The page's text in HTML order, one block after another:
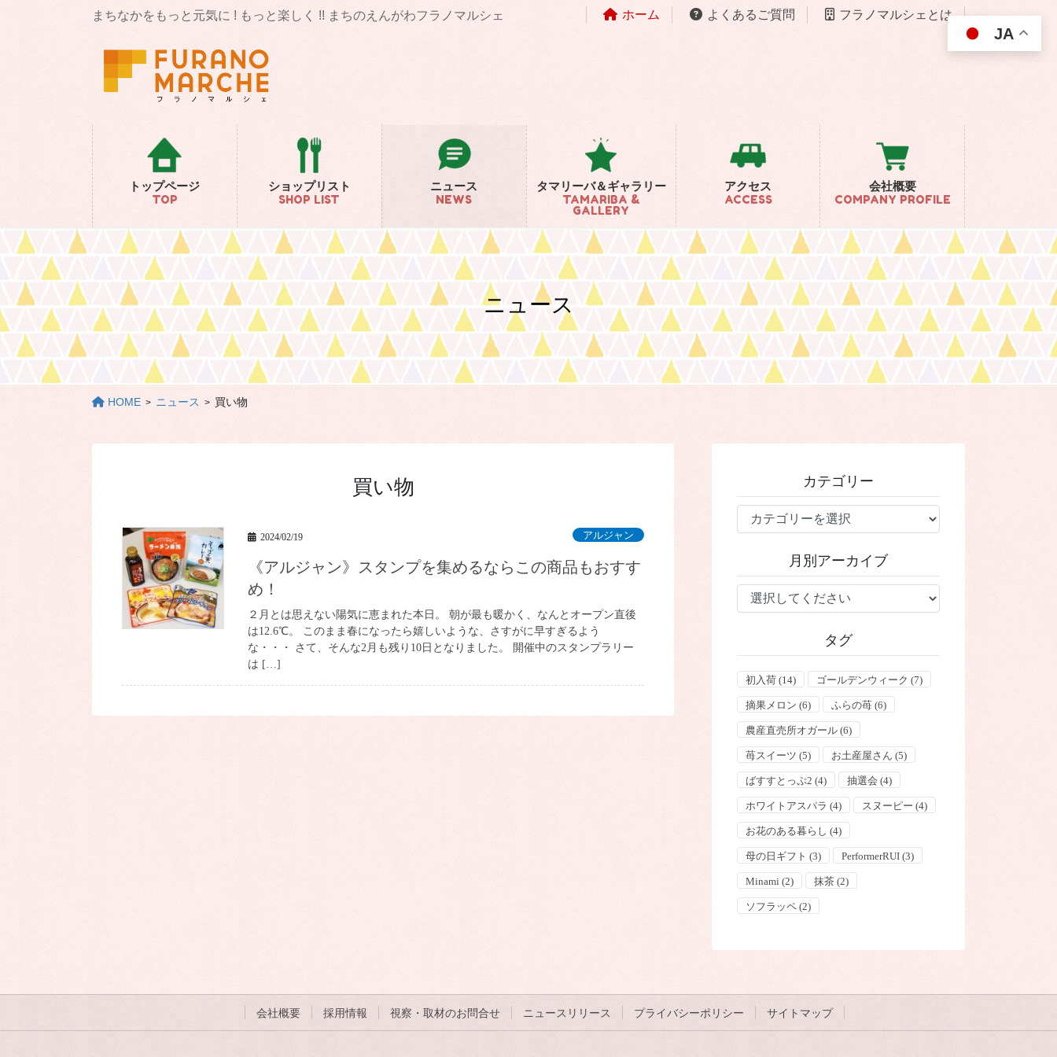
まちなかをもっと元気に ! もっと楽しく !! まちのえんがわフラノマルシェ ホーム よくあるご質問 フラノマルシェとは
トップページ
TOP
ショップリスト
SHOP LIST
ニュース
NEWS
タマリーバ＆ギャラリー
TAMARIBA &
GALLERY
アクセス
ACCESS
会社概要
COMPANY PROFILE
ニュース
HOME ニュース 買い物
買い物
2024/02/19 アルジャン
《アルジャン》スタンプを集めるならこの商品もおすす
め！
２月とは思えない陽気に恵まれた本日。 朝が最も暖かく、なんとオープン直後
は12.6℃。 このまま春になったら嬉しいような、さすがに早すぎるよう
な・・・ さて、そんな2月も残り10日となりました。 開催中のスタンプラリー
は […]
カテゴリー
テ
ー
月別アーカイブ
タグ
初入荷 (14) ゴールデンウィーク (7)
摘果メロン (6) ふらの苺 (6)
農産直売所オガール (6)
苺スイーツ (5) お土産屋さん (5)
ばすすとっぷ2 (4) 抽選会 (4)
ホワイトアスパラ (4) スヌーピー (4)
お花のある暮らし (4)
母の日ギフト (3) PerformerRUI (3)
Minami (2) 抹茶 (2)
ソフラッペ (2)
会社概要 採用情報 視察・取材のお問合せ ニュースリリース プライバシーポリシー サイトマップ
JA